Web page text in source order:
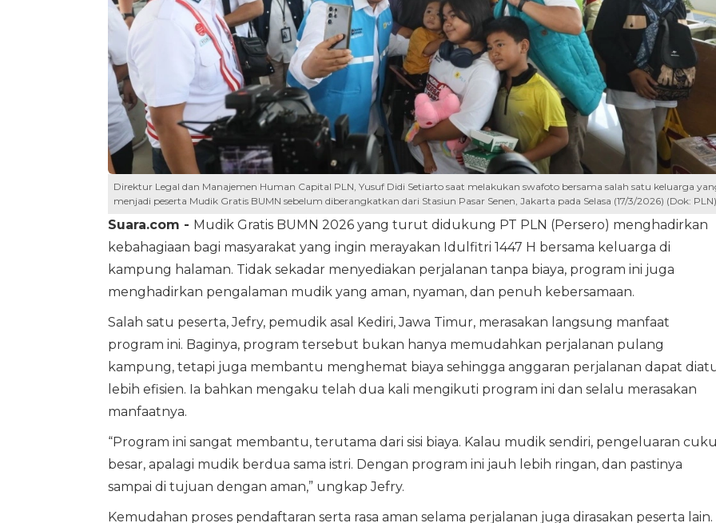
Direktur Legal dan Manajemen Human Capital PLN, Yusuf Didi Setiarto saat melakukan swafoto bersama salah satu keluarga
menjadi peserta Mudik Gratis BUMN sebelum diberangkatkan dari Stasiun Pasar Senen, Jakarta pada Selasa (17/3/2026) (Dok: PLN)
Suara.com - Mudik Gratis BUMN 2026 yang turut didukung PT PLN (Persero) menghadirkan
kebahagiaan bagi masyarakat yang ingin merayakan Idulfitri 1447 H bersama keluarga di
kampung halaman. Tidak sekadar menyediakan perjalanan tanpa biaya, program ini juga
menghadirkan pengalaman mudik yang aman, nyaman, dan penuh kebersamaan.
Salah satu peserta, Jefry, pemudik asal Kediri, Jawa Timur, merasakan langsung manfaat
program ini. Baginya, program tersebut bukan hanya memudahkan perjalanan pulang
kampung, tetapi juga membantu menghemat biaya sehingga anggaran perjalanan dapat
lebih efisien. Ia bahkan mengaku telah dua kali mengikuti program ini dan selalu merasakan
manfaatnya.
“Program ini sangat membantu, terutama dari sisi biaya. Kalau mudik sendiri, pengeluaran
besar, apalagi mudik berdua sama istri. Dengan program ini jauh lebih ringan, dan pastinya
sampai di tujuan dengan aman,” ungkap Jefry.
Kemudahan proses pendaftaran serta rasa aman selama perjalanan juga dirasakan peserta lain.